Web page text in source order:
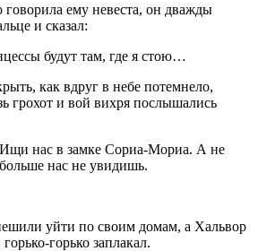
ему невеста, он дважды
и сказал:
будут там, где я стою…
как вдруг в небе потемнело,
грохот и вой вихря послышались
нас в замке Сориа-Мориа. А не
нас не увидишь.
уйти по своим домам, а Хальвор
горько заплакал.